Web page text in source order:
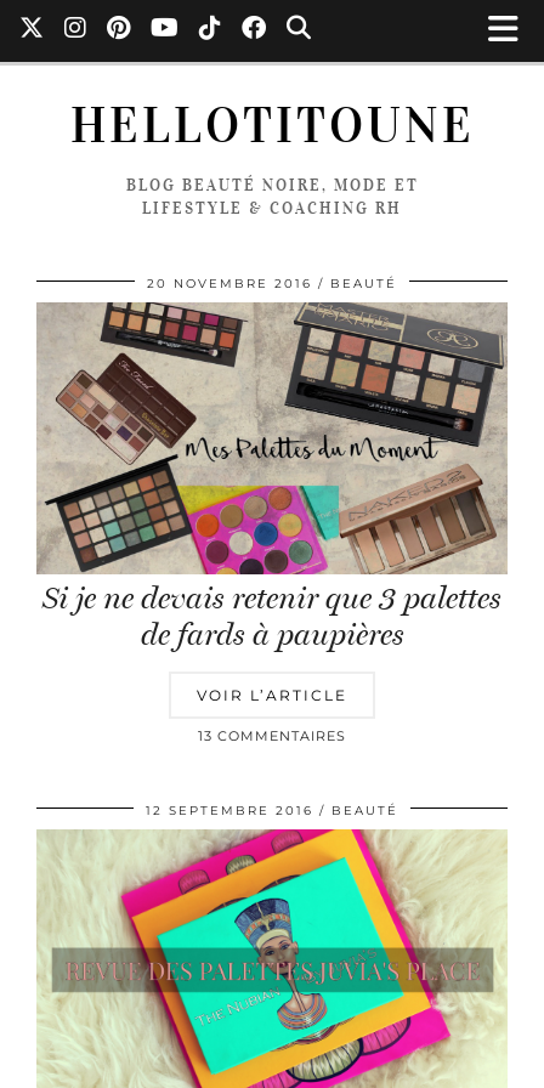
HELLOTITOUNE
BLOG BEAUTÉ NOIRE, MODE ET
LIFESTYLE & COACHING RH
20 NOVEMBRE 2016 BEAUTÉ
Si je ne devais retenir que 3 palettes
de fards à paupières
VOIR L’ARTICLE
13 COMMENTAIRES
12 SEPTEMBRE 2016 BEAUTÉ